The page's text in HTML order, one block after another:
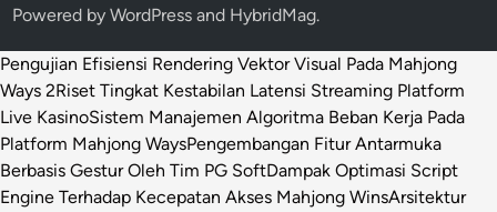
Powered byWordPress and HybridMag.
Pengujian Efisiensi Rendering Vektor Visual Pada Mahjong
Ways 2Riset Tingkat Kestabilan Latensi Streaming Platform
Live KasinoSistem Manajemen Algoritma Beban Kerja Pada
Platform Mahjong WaysPengembangan Fitur Antarmuka
Berbasis Gestur Oleh Tim PG SoftDampak Optimasi Script
Engine Terhadap Kecepatan Akses Mahjong WinsArsitektur